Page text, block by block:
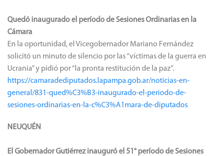
Quedó inaugurado el período de Sesiones Ordinarias en la
Cámara
En la oportunidad, el Vicegobernador Mariano Fernández
solicitó un minuto de silencio por las “víctimas de la guerra en
Ucrania” y pidió por “la pronta restitución de la paz”.
https://camaradediputados.lapampa.gob.ar/noticias-en-
general/831-qued%C3%B3-inaugurado-el-periodo-de-
sesiones-ordinarias-en-la-c%C3%A1mara-de-diputados
NEUQUÉN
El Gobernador Gutiérrez inauguró el 51° período de Sesiones